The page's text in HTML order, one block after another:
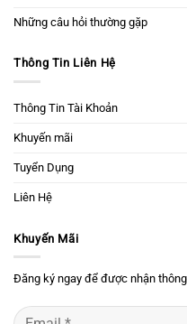
Những câu hỏi thường gặp
Thông Tin Liên Hệ
Thông Tin Tài Khoản
Khuyến mãi
Tuyển Dụng
Liên Hệ
Khuyến Mãi
Đăng ký ngay để được nhận